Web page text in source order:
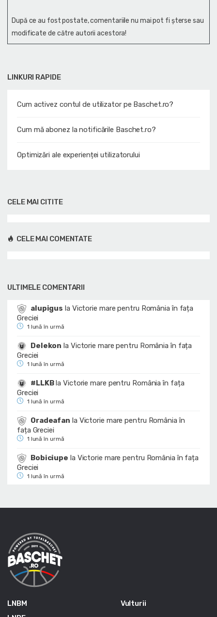
LINKURI RAPIDE
Cum activez contul de utilizator pe Baschet.ro?
Cum mă abonez la notificările Baschet.ro?
Optimizări ale experienței utilizatorului
După ce au fost postate, comentariile nu mai pot fi șterse sau
modificate de către autorii acestora!
CELE MAI CITITE
CELE MAI COMENTATE
ULTIMELE COMENTARII
alupigus la Victorie mare pentru România în fața
Greciei
1 lună în urmă
Delekon la Victorie mare pentru România în fața
Greciei
1 lună în urmă
#LLKBlaVictorie mare pentru România în fața
Greciei
1 lună în urmă
Oradeafan la Victorie mare pentru România în
fața Greciei
1 lună în urmă
Bobiciupe la Victorie mare pentru România în fața
Greciei
1 lună în urmă
LNBM
Vulturii